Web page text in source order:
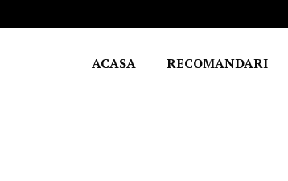
ACASA RECOMANDARI